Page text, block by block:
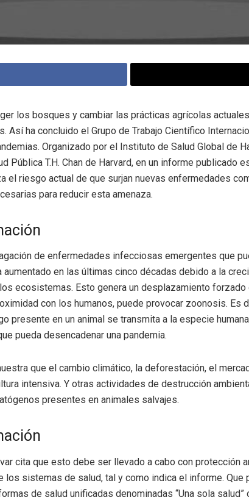
los bosques y cambiar las prácticas agrícolas
Así ha concluido el Grupo de Trabajo Científico
Organizado por el Instituto de Salud Global de
Pública T.H. Chan de Harvard, en un informe publicado
el riesgo actual de que surjan nuevas enfermedades
para reducir esta amenaza.
de enfermedades infecciosas emergentes que
aumentado en las últimas cinco décadas debido a la
ecosistemas. Esto genera un desplazamiento
con los humanos, puede provocar zoonosis. Es
presente en un animal se transmita a la especie
pueda desencadenar una pandemia.
que el cambio climático, la deforestación, el
intensiva. Y otras actividades de destrucción
presentes en animales salvajes.
cita que esto debe ser llevado a cabo con protección
los sistemas de salud, tal y como indica el informe. Que
de salud unificadas denominadas “Una sola salud”